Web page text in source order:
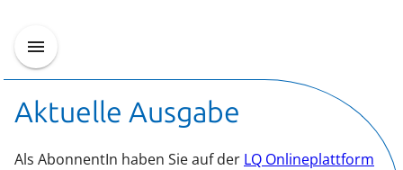
Aktuelle Ausgabe
Als AbonnentIn haben Sie auf der LQ Onlineplattform